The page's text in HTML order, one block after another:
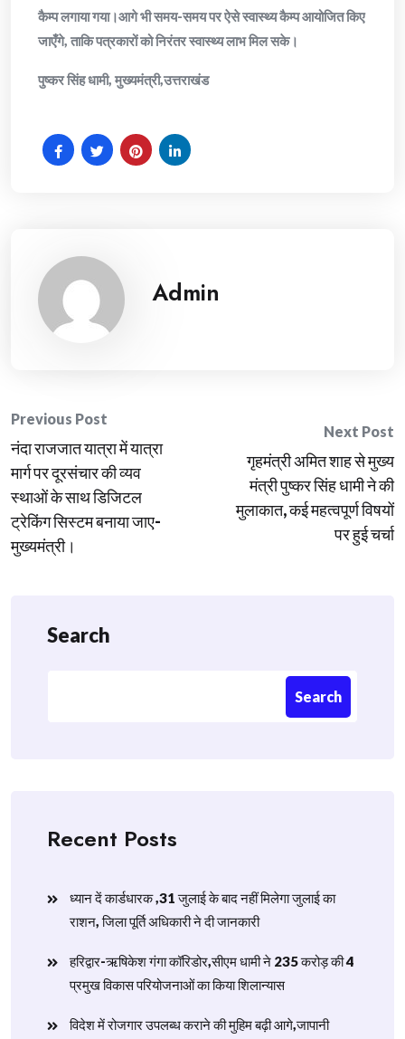
कैम्प लगाया गया।आगे भी समय-समय पर ऐसे स्वास्थ्य कैम्प आयोजित किए
जाएँगे, ताकि पत्रकारों को निरंतर स्वास्थ्य लाभ मिल सके।
पुष्कर सिंह धामी, मुख्यमंत्री,उत्तराखंड
Admin
Post
navigation
Previous Post
नंदा राजजात यात्रा में यात्रा
मार्ग पर दूरसंचार की व्यव
स्थाओं के साथ डिजिटल
ट्रेकिंग सिस्टम बनाया जाए-
मुख्यमंत्री।
Next Post
गृहमंत्री अमित शाह से मुख्य
मंत्री पुष्कर सिंह धामी ने की
मुलाकात, कई महत्वपूर्ण विषयों
पर हुई चर्चा
Search
Search
Recent Posts
ध्यान दें कार्डधारक ,31 जुलाई के बाद नहीं मिलेगा जुलाई का
राशन, जिला पूर्ति अधिकारी ने दी जानकारी
हरिद्वार-ऋषिकेश गंगा कॉरिडोर,सीएम धामी ने 235 करोड़ की 4
प्रमुख विकास परियोजनाओं का किया शिलान्यास
विदेश में रोजगार उपलब्ध कराने की मुहिम बढ़ी आगे,जापानी